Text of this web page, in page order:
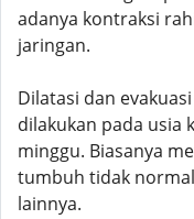
adanya kontraksi
jaringan.
Dilatasi dan
dilakukan pada usia
minggu. Biasanya
tumbuh tidak
lainnya.